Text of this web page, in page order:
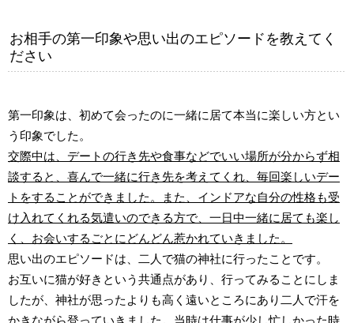
お相手の第一印象や思い出のエピソードを教えてく
ださい
第一印象は、初めて会ったのに一緒に居て本当に楽しい方とい
う印象でした。
交際中は、デートの行き先や食事などでいい場所が分からず相
談すると、喜んで一緒に行き先を考えてくれ、毎回楽しいデー
トをすることができました。また、インドアな自分の性格も受
け入れてくれる気遣いのできる方で、一日中一緒に居ても楽し
く、お会いするごとにどんどん惹かれていきました。
思い出のエピソードは、二人で猫の神社に行ったことです。
お互いに猫が好きという共通点があり、行ってみることにしま
したが、神社が思ったよりも高く遠いところにあり二人で汗を